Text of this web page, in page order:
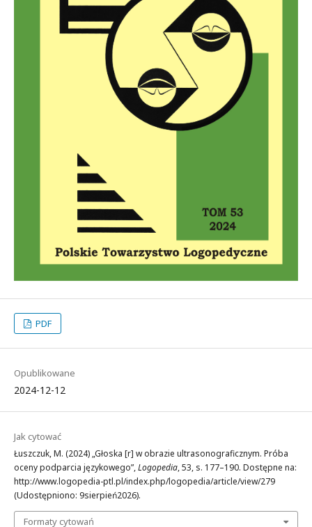
PDF
Opublikowane
2024-12-12
Jak cytować
Łuszczuk, M. (2024) „Głoska [r] w obrazie ultrasonograficznym. Próba
oceny podparcia językowego”,Logopedia, 53, s. 177–190. Dostępne na:
http://www.logopedia-ptl.pl/index.php/logopedia/article/view/279
(Udostępniono: 9sierpień2026).
Formaty cytowań